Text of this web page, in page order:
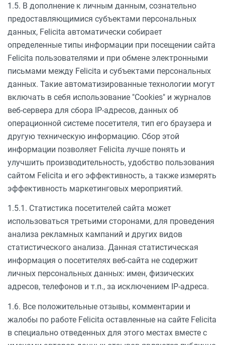
1.5. В дополнение к личным данным, сознательно
предоставляющимися субъектами персональных
данных, Felicita автоматически собирает
определенные типы информации при посещении сайта
Felicita пользователями и при обмене электронными
письмами между Felicita и субъектами персональных
данных. Такие автоматизированные технологии могут
включать в себя использование "Cookies" и журналов
веб-сервера для сбора IP-адресов, данных об
операционной системе посетителя, тип его браузера и
другую техническую информацию. Сбор этой
информации позволяет Felicita лучше понять и
улучшить производительность, удобство пользования
сайтом Felicita и его эффективность, а также измерять
эффективность маркетинговых мероприятий.
1.5.1. Статистика посетителей сайта может
использоваться третьими сторонами, для проведения
анализа рекламных кампаний и других видов
статистического анализа. Данная статистическая
информация о посетителях веб-сайта не содержит
личных персональных данных: имен, физических
адресов, телефонов и т.п., за исключением IP-адреса.
1.6. Все положительные отзывы, комментарии и
жалобы по работе Felicita оставленные на сайте Felicita
в специально отведенных для этого местах вместе с